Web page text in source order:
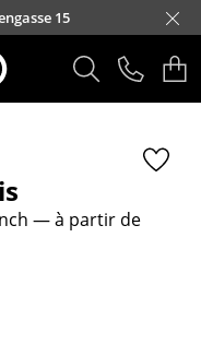
15
— à partir de